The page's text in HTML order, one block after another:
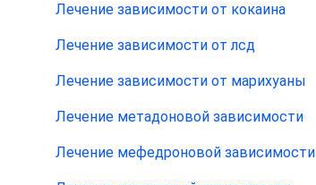
Лечение зависимости от кокаина
Лечение зависимости от лсд
Лечение зависимости от марихуаны
Лечение метадоновой зависимости
Лечение мефедроновой зависимости